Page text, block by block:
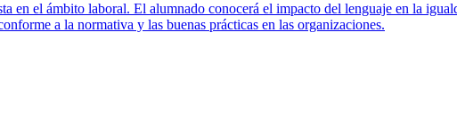
en el ámbito laboral. El alumnado conocerá el impacto del lenguaje en la
a la normativa y las buenas prácticas en las organizaciones.